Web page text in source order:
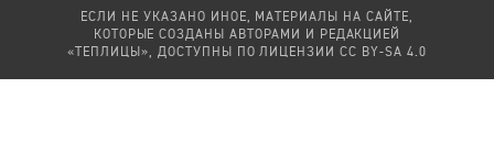
ЕСЛИ НЕ УКАЗАНО ИНОЕ, МАТЕРИАЛЫ НА САЙТЕ,
КОТОРЫЕ СОЗДАНЫ АВТОРАМИ И РЕДАКЦИЕЙ
«ТЕПЛИЦЫ», ДОСТУПНЫ ПО ЛИЦЕНЗИИCC BY-SA 4.0